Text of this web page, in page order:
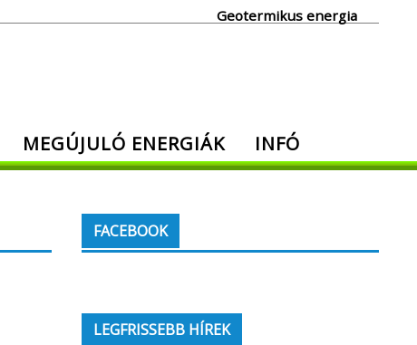
Geotermikus energia
MEGÚJULÓ ENERGIÁK INFÓ
FACEBOOK
LEGFRISSEBB HÍREK